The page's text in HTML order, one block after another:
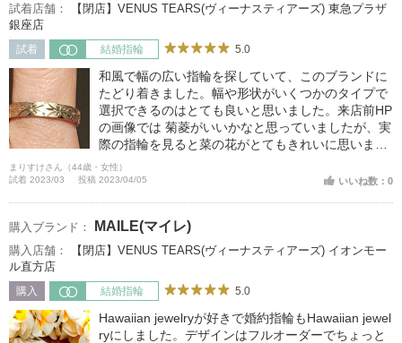
試着店舗：
【閉店】VENUS TEARS(ヴィーナスティアーズ) 東急プラザ
銀座店
試着 結婚指輪 5.0
和風で幅の広い指輪を探していて、このブランドに
たどり着きました。幅や形状がいくつかのタイプで
選択できるのはとても良いと思いました。来店前HP
の画像では 菊菱がいいかなと思っていましたが、実
際の指輪を見ると菜の花がとてもきれいに思いまし
た。
まりすけさん（44歳・女性）
試着 2023/03
投稿 2023/04/05 いいね数：0
購入ブランド： MAILE(マイレ)
購入店舗：
【閉店】VENUS TEARS(ヴィーナスティアーズ) イオンモー
ル直方店
購入 結婚指輪 5.0
Hawaiian jewelryが好きで婚約指輪もHawaiian jewel
ryにしました。デザインはフルオーダーでちょっと